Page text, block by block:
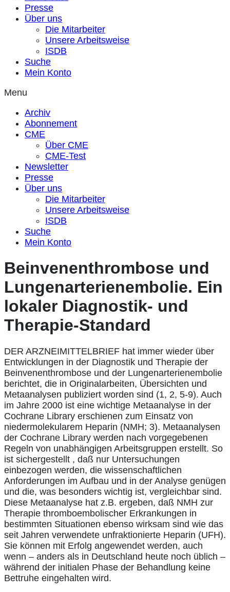
Presse
Über uns
Die Mitarbeiter
Unsere Arbeitsweise
ISDB
Suche
Mein Konto
Menu
Archiv
Abonnement
CME
Über CME
CME-Test
Newsletter
Presse
Über uns
Die Mitarbeiter
Unsere Arbeitsweise
ISDB
Suche
Mein Konto
Beinvenenthrombose und
Lungenarterienembolie. Ein
lokaler Diagnostik- und
Therapie-Standard
DER ARZNEIMITTELBRIEF hat immer wieder über
Entwicklungen in der Diagnostik und Therapie der
Beinvenenthrombose und der Lungenarterienembolie
berichtet, die in Originalarbeiten, Übersichten und
Metaanalysen publiziert worden sind (1, 2, 5-9). Auch
im Jahre 2000 ist eine wichtige Metaanalyse in der
Cochrane Library erschienen zum Einsatz von
niedermolekularem Heparin (NMH; 3). Metaanalysen
der Cochrane Library werden nach vorgegebenen
Regeln von unabhängigen Arbeitsgruppen erstellt. So
ist sichergestellt , daß nur Untersuchungen
einbezogen werden, die wissenschaftlichen
Anforderungen im Aufbau und in der Analyse genügen
und die, was besonders wichtig ist, vergleichbar sind.
Diese Metaanalyse hat z.B. ergeben, daß NMH zur
Therapie thromboembolischer Erkrankungen in
bestimmten Situationen ebenso wirksam sind wie das
seit Jahren verwendete unfraktionierte Heparin (UFH).
Sie können mit Erfolg angewendet werden, auch
wenn – anders als in Deutschland heute noch üblich –
während der initialen Phase der Behandlung keine
Bettruhe eingehalten wird.